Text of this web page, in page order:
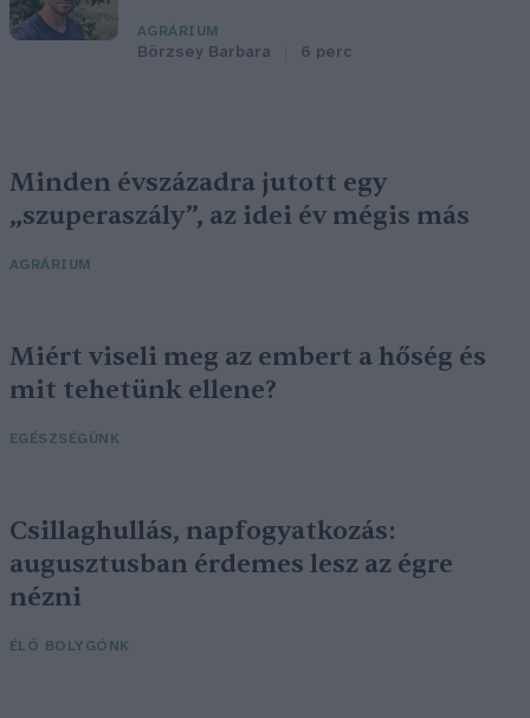
AGRÁRIUM
Börzsey Barbara 6 perc
Minden évszázadra jutott egy
„szuperaszály”, az idei év mégis más
AGRÁRIUM
Miért viseli meg az embert a hőség és
mit tehetünk ellene?
EGÉSZSÉGÜNK
Csillaghullás, napfogyatkozás:
augusztusban érdemes lesz az égre
nézni
ÉLŐ BOLYGÓNK